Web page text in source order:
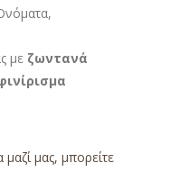
με ζωντανά
μας, μπορείτε